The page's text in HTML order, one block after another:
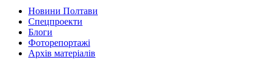
Новини Полтави
Спецпроекти
Блоги
Фоторепортажі
Архів матеріалів